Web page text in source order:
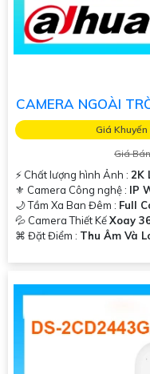
CAMERA NGOÀI
Giá Khuyến
Giá
️⚡ Chất lượng hình Ảnh : 2K
⚜️ Camera Công nghệ : IP
🌙 Tầm Xa Ban Đêm : Full
💦 Camera Thiết KếXoay
️⌘ Đặt Điểm : Thu Âm Và